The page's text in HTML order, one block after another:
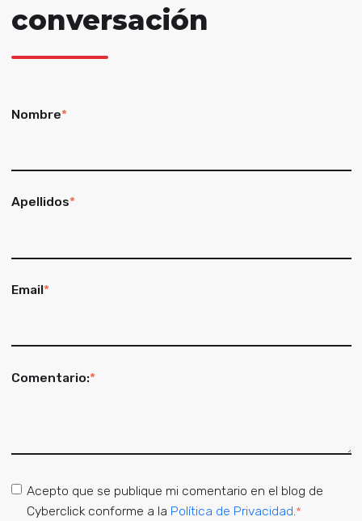
conversación
Nombre*
Apellidos*
Email*
Comentario:*
Acepto que se publique mi comentario en el blog de
Cyberclick conforme a la Política de Privacidad.*